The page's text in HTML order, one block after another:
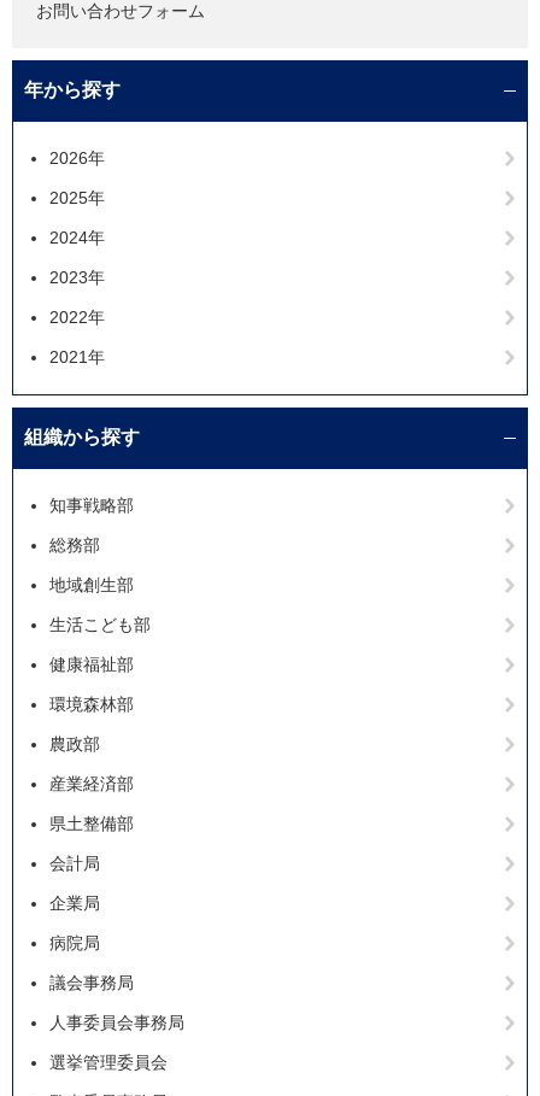
お問い合わせフォーム
年から探す
2026年
2025年
2024年
2023年
2022年
2021年
組織から探す
知事戦略部
総務部
地域創生部
生活こども部
健康福祉部
環境森林部
農政部
産業経済部
県土整備部
会計局
企業局
病院局
議会事務局
人事委員会事務局
選挙管理委員会